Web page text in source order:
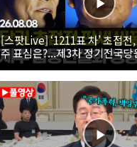
[스팟Live] ‘1211표 차’ 초접전
주 표심은?...제3차 정기전국당
제주 합동연설회 생중계 |